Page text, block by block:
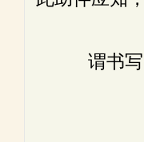
谓书写